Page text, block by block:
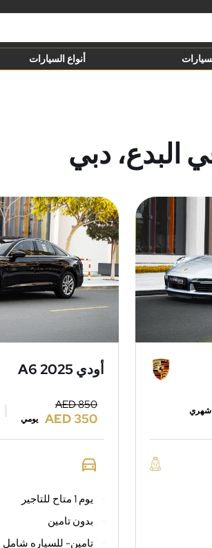
Search
أنواع السيارات
البدع، دبي
شهري
أودي A6 2025
AED 850
AED 350 يومي
يوم 1 متاح للتاجير
بدون تامين
تامين- للسياره شامل